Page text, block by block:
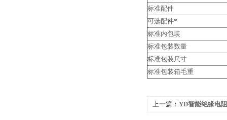
标准配件
可选配件*
标准内包装
标准包装数量
标准包装尺寸
标准包装箱毛重
上一篇： YD智能绝缘电